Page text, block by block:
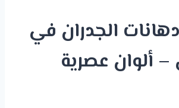
الجدران في
– ألوان عصرية